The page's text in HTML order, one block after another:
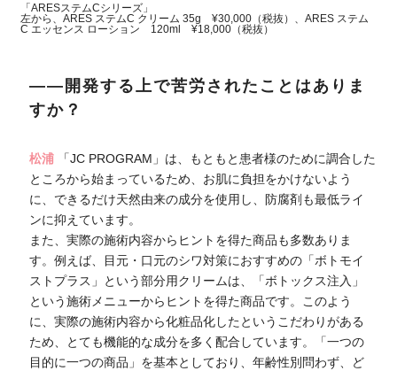
「ARESステムCシリーズ」
左から、ARES ステムC クリーム 35g ¥30,000（税抜）、ARES ステム
C エッセンス ローション 120ml ¥18,000（税抜）
――開発する上で苦労されたことはありま
すか？
松浦
「JC PROGRAM」は、もともと患者様のために調合した
ところから始まっているため、お肌に負担をかけないよう
に、できるだけ天然由来の成分を使用し、防腐剤も最低ライ
ンに抑えています。
また、実際の施術内容からヒントを得た商品も多数ありま
す。例えば、目元・口元のシワ対策におすすめの「ボトモイ
ストプラス」という部分用クリームは、「ボトックス注入」
という施術メニューからヒントを得た商品です。このよう
に、実際の施術内容から化粧品化したというこだわりがある
ため、とても機能的な成分を多く配合しています。「一つの
目的に一つの商品」を基本としており、年齢性別問わず、ど